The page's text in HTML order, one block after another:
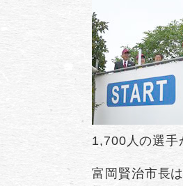
1,700人の選手
富岡賢治市長